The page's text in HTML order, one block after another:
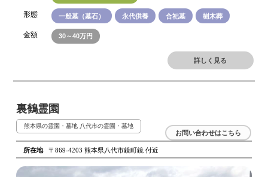
形態 一般墓（墓石） 永代供養 合祀墓 樹木葬
金額 30～40万円
詳しく見る
裏鶴霊園
熊本県の霊園・墓地 八代市の霊園・墓地
所在地 〒869-4203 熊本県八代市鏡町鏡 付近
お問い合わせはこちら